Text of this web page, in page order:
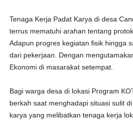
Tenaga Kerja Padat Karya di desa
terrus mematuhi arahan tentang
Adapun progres kegiatan fisik hingga
dari pekerjaan. Dengan
Ekonomi di masarakat setempat.
Bagi warga desa di lokasi Program
berkah saat menghadapi situasi sulit
karya yang melibatkan tenaga kerja